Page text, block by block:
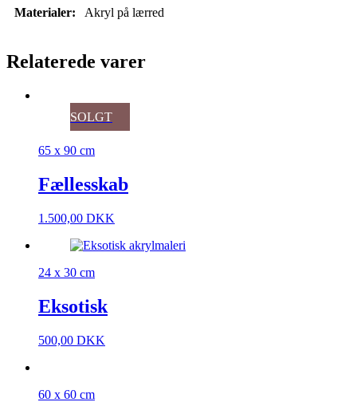
Materialer: Akryl på lærred
Relaterede varer
SOLGT
65 x 90 cm
Fællesskab
1.500,00 DKK
24 x 30 cm
Eksotisk
500,00 DKK
60 x 60 cm